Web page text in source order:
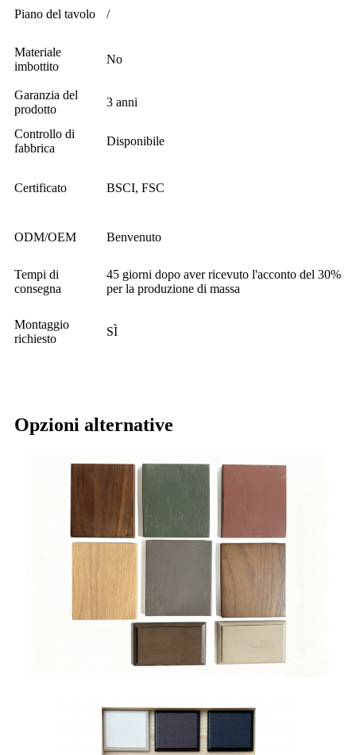
Piano del tavolo /
Materiale
imbottito
No
Garanzia del
prodotto
3 anni
Controllo di
fabbrica
Disponibile
Certificato BSCI, FSC
ODM/OEM Benvenuto
Tempi di
consegna
45 giorni dopo aver ricevuto l'acconto del 30%
per la produzione di massa
Montaggio
richiesto
SÌ
Opzioni alternative